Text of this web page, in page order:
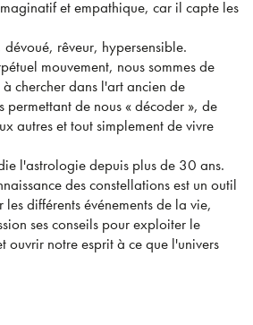
et empathique, car il capte les
rêveur, hypersensible.
mouvement, nous sommes de
chercher dans l'art ancien de
permettant de nous « décoder », de
autres et tout simplement de vivre
l'astrologie depuis plus de 30 ans.
des constellations est un outil
différents événements de la vie,
ses conseils pour exploiter le
ouvrir notre esprit à ce que l'univers